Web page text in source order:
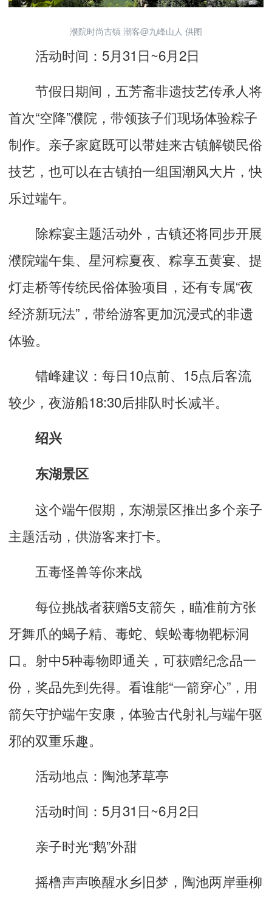
濮院时尚古镇 潮客@九峰山人 供图
活动时间：5月31日~6月2日
节假日期间，五芳斋非遗技艺传承人将
首次“空降”濮院，带领孩子们现场体验粽子
制作。亲子家庭既可以带娃来古镇解锁民俗
技艺，也可以在古镇拍一组国潮风大片，快
乐过端午。
除粽宴主题活动外，古镇还将同步开展
濮院端午集、星河粽夏夜、粽享五黄宴、提
灯走桥等传统民俗体验项目，还有专属“夜
经济新玩法”，带给游客更加沉浸式的非遗
体验。
错峰建议：每日10点前、15点后客流
较少，夜游船18:30后排队时长减半。
绍兴
东湖景区
这个端午假期，东湖景区推出多个亲子
主题活动，供游客来打卡。
五毒怪兽等你来战
每位挑战者获赠5支箭矢，瞄准前方张
牙舞爪的蝎子精、毒蛇、蜈蚣毒物靶标洞
口。射中5种毒物即通关，可获赠纪念品一
份，奖品先到先得。看谁能“一箭穿心”，用
箭矢守护端午安康，体验古代射礼与端午驱
邪的双重乐趣。
活动地点：陶池茅草亭
活动时间：5月31日~6月2日
亲子时光“鹅”外甜
摇橹声声唤醒水乡旧梦，陶池两岸垂柳